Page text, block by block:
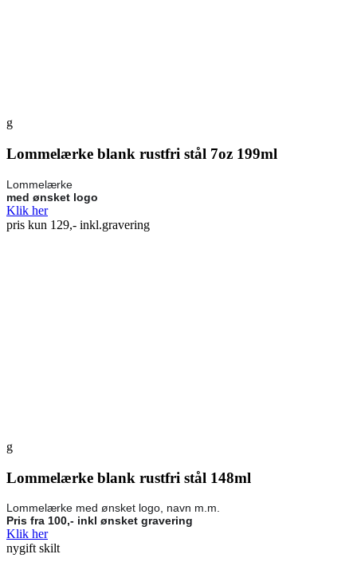
g
Lommelærke blank rustfri stål 7oz 199ml
Lommelærke
med ønsket logo
Klik her
pris kun 129,- inkl.gravering
g
Lommelærke blank rustfri stål 148ml
Lommelærke med ønsket logo, navn m.m.
Pris fra 100,- inkl ønsket gravering
Klik her
nygift skilt